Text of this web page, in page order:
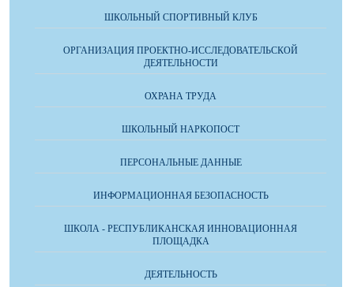
ШКОЛЬНЫЙ СПОРТИВНЫЙ КЛУБ
ОРГАНИЗАЦИЯ ПРОЕКТНО-ИССЛЕДОВАТЕЛЬСКОЙ
ДЕЯТЕЛЬНОСТИ
ОХРАНА ТРУДА
ШКОЛЬНЫЙ НАРКОПОСТ
ПЕРСОНАЛЬНЫЕ ДАННЫЕ
ИНФОРМАЦИОННАЯ БЕЗОПАСНОСТЬ
ШКОЛА - РЕСПУБЛИКАНСКАЯ ИННОВАЦИОННАЯ
ПЛОЩАДКА
ДЕЯТЕЛЬНОСТЬ